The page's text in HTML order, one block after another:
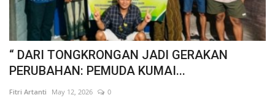
“ DARI TONGKRONGAN JADI GERAKAN
PERUBAHAN: PEMUDA KUMAI...
Fitri Artanti May 12, 2026 0